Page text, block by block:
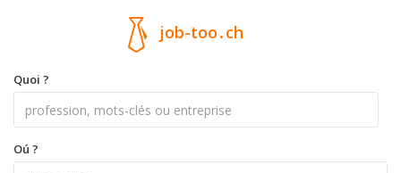
job-too.ch
Quoi ?
Oú ?